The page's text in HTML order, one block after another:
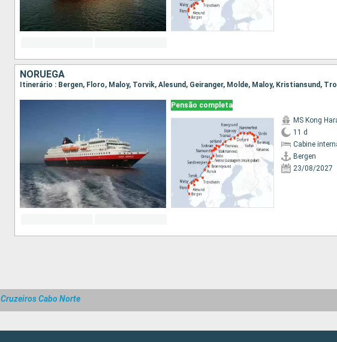
NORUEGA
Pensão completa
MS Kong
11 d
Cabine
Bergen
23/08/2027
Cruzeiros Cabo Norte